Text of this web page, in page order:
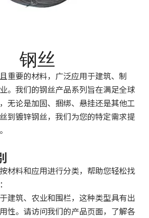
钢丝
重要的材料，广泛应用于建筑、制
。我们的钢丝产品系列旨在满足全球
无论是加固、捆绑、悬挂还是其他工
到镀锌钢丝，我们为您的特定需求提
材料和应用进行分类，帮助您轻松找
建筑、农业和围栏，这种类型具有出
性。请访问我们的产品页面，了解各